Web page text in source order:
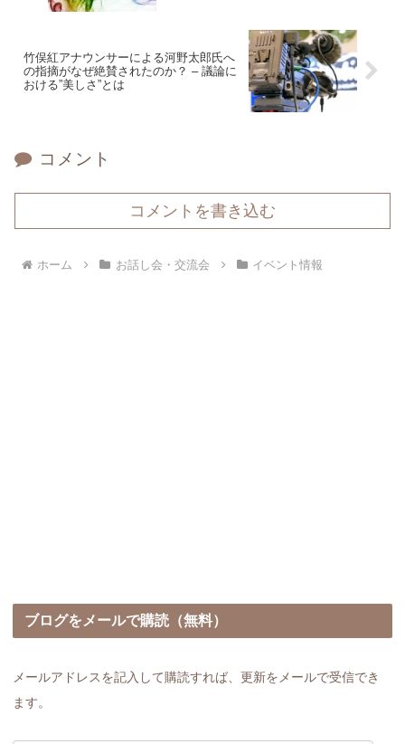
竹俣紅アナウンサーによる河野太郎氏へ
の指摘がなぜ絶賛されたのか？ – 議論に
おける”美しさ”とは
コメント
コメントを書き込む
ホーム お話し会・交流会 イベント情報
ブログをメールで購読（無料）
メールアドレスを記入して購読すれば、更新をメールで受信でき
ます。